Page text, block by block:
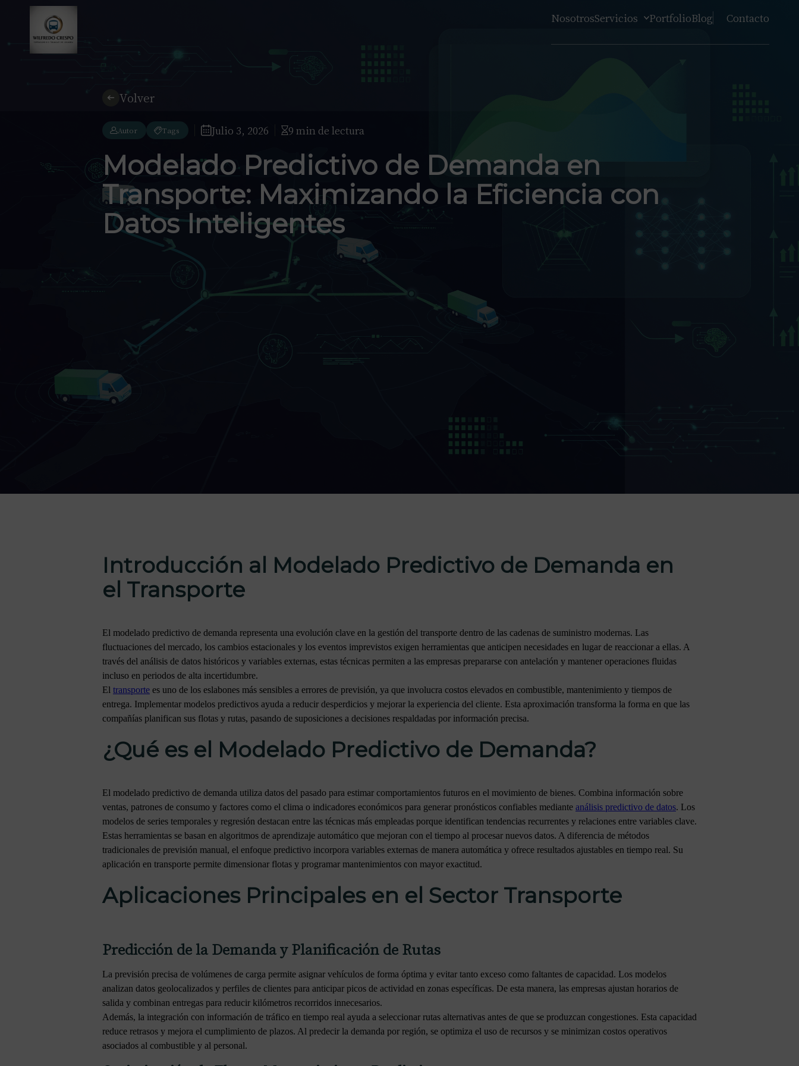
NosotrosServicios PortfolioBlog Contacto
Volver
Autor Tags Julio 3, 2026 9 min de lectura
Modelado Predictivo de Demanda en
Transporte: Maximizando la Eficiencia con
Datos Inteligentes
Introducción al Modelado Predictivo de Demanda en
el Transporte
El modelado predictivo de demanda representa una evolución clave en la gestión del transporte dentro de las cadenas de suministro modernas. Las
fluctuaciones del mercado, los cambios estacionales y los eventos imprevistos exigen herramientas que anticipen necesidades en lugar de reaccionar a ellas. A
través del análisis de datos históricos y variables externas, estas técnicas permiten a las empresas prepararse con antelación y mantener operaciones fluidas
incluso en periodos de alta incertidumbre.
El transporte es uno de los eslabones más sensibles a errores de previsión, ya que involucra costos elevados en combustible, mantenimiento y tiempos de
entrega. Implementar modelos predictivos ayuda a reducir desperdicios y mejorar la experiencia del cliente. Esta aproximación transforma la forma en que las
compañías planifican sus flotas y rutas, pasando de suposiciones a decisiones respaldadas por información precisa.
¿Qué es el Modelado Predictivo de Demanda?
El modelado predictivo de demanda utiliza datos del pasado para estimar comportamientos futuros en el movimiento de bienes. Combina información sobre
ventas, patrones de consumo y factores como el clima o indicadores económicos para generar pronósticos confiables mediante análisis predictivo de datos. Los
modelos de series temporales y regresión destacan entre las técnicas más empleadas porque identifican tendencias recurrentes y relaciones entre variables clave.
Estas herramientas se basan en algoritmos de aprendizaje automático que mejoran con el tiempo al procesar nuevos datos. A diferencia de métodos
tradicionales de previsión manual, el enfoque predictivo incorpora variables externas de manera automática y ofrece resultados ajustables en tiempo real. Su
aplicación en transporte permite dimensionar flotas y programar mantenimientos con mayor exactitud.
Aplicaciones Principales en el Sector Transporte
Predicción de la Demanda y Planificación de Rutas
La previsión precisa de volúmenes de carga permite asignar vehículos de forma óptima y evitar tanto exceso como faltantes de capacidad. Los modelos
analizan datos geolocalizados y perfiles de clientes para anticipar picos de actividad en zonas específicas. De esta manera, las empresas ajustan horarios de
salida y combinan entregas para reducir kilómetros recorridos innecesarios.
Además, la integración con información de tráfico en tiempo real ayuda a seleccionar rutas alternativas antes de que se produzcan congestiones. Esta capacidad
reduce retrasos y mejora el cumplimiento de plazos. Al predecir la demanda por región, se optimiza el uso de recursos y se minimizan costos operativos
asociados al combustible y al personal.